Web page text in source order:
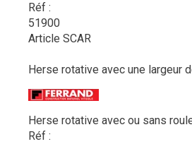
Réf :
51900
Article SCAR
Herse rotative avec une largeur
Herse rotative avec ou sans
Réf :